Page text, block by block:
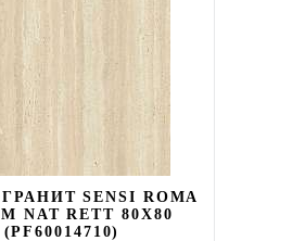
SENSI ROMA
NAT RETT 80X80
(PF60014710)